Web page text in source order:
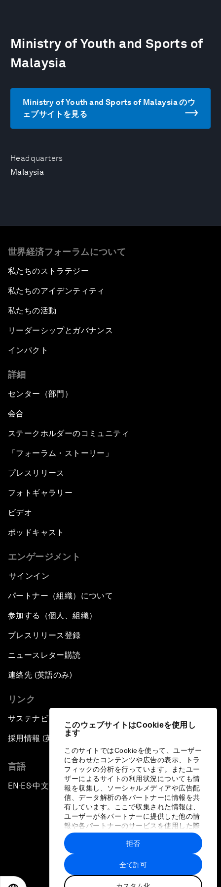
このウェブサイトはCookieを使用し
ます
このサイトではCookieを使って、ユーザー
に合わせたコンテンツや広告の表示、トラ
フィックの分析を行っています。またユー
ザーによるサイトの利用状況についても情
報を収集し、ソーシャルメディアや広告配
信、データ解析の各パートナーに情報を共
有しています。ここで収集された情報は、
ユーザーが各パートナーに提供した他の情
報や各パートナーのサービスを使用した際
に収集された情報と組み合わされ、各パー
トナーによって使用されることがありま
す。
全て許可
拒否
Headquarters
Malaysia
Ministry of Youth and Sports of
Malaysia
Ministry of Youth and Sports of Malaysia のウ
ェブサイトを見る
世界経済フォーラムについて
私たちのストラテジー
私たちのアイデンティティ
私たちの活動
リーダーシップとガバナンス
インパクト
詳細
センター（部門）
会合
ステークホルダーのコミュニティ
「フォーラム・ストーリー」
プレスリリース
フォトギャラリー
ビデオ
ポッドキャスト
エンゲージメント
サインイン
パートナー（組織）について
参加する（個人、組織）
プレスリリース登録
ニュースレター購読
連絡先 (英語のみ)
リンク
サステナビリティへの取り組み
採用情報 (英語のみ)
言語
EN ▪ES▪中文▪ 日本語
プライバシーポリシーと利用規約
サイトマップ